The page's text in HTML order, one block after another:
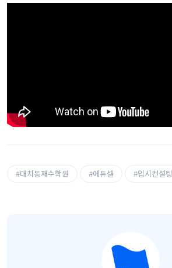
#대치동재수학원 #에듀셀 #입시컨설팅